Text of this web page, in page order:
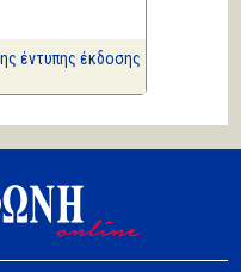
έντυπης έκδοσης